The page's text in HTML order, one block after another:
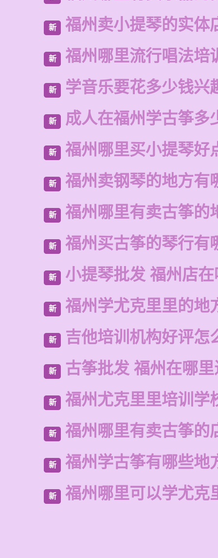
新 福州卖小提琴的实体
新 福州哪里流行唱法培
新 学音乐要花多少钱兴
新 成人在福州学古筝多
新 福州哪里买小提琴好
新 福州卖钢琴的地方有
新 福州哪里有卖古筝的
新 福州买古筝的琴行有
新 小提琴批发 福州店
新 福州学尤克里里的地
新 吉他培训机构好评怎
新 古筝批发 福州在哪
新 福州尤克里里培训学
新 福州哪里有卖古筝的
新 福州学古筝有哪些地
新 福州哪里可以学尤克